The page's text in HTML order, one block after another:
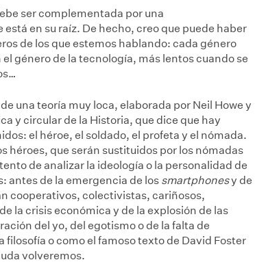
ser complementada por una
en su raíz. De hecho, creo que puede haber
de los que estemos hablando: cada género
género de la tecnología, más lentos cuando se
una teoría muy loca, elaborada por Neil Howe y
y circular de la Historia, que dice que hay
el héroe, el soldado, el profeta y el nómada.
héroes, que serán sustituidos por los nómadas
de analizar la ideología o la personalidad de
antes de la emergencia de los smartphonesy de
cooperativos, colectivistas, cariñosos,
la crisis económica y de la explosión de las
del yo, del egotismo o de la falta de
o como el famoso texto de David Foster
volveremos.